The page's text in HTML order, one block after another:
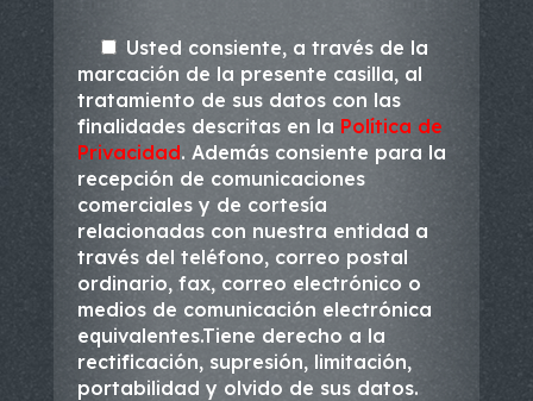
Usted consiente, a través de la
marcación de la presente casilla, al
tratamiento de sus datos con las
finalidades descritas en la Política de
Privacidad. Además consiente para la
recepción de comunicaciones
comerciales y de cortesía
relacionadas con nuestra entidad a
través del teléfono, correo postal
ordinario, fax, correo electrónico o
medios de comunicación electrónica
equivalentes.Tiene derecho a la
rectificación, supresión, limitación,
portabilidad y olvido de sus datos.